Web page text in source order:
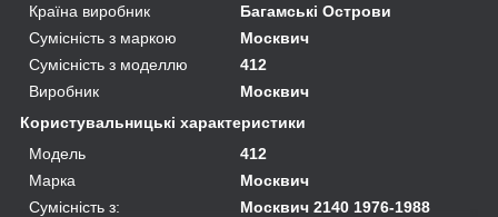
Країна виробник
Багамські Острови
Сумісність з маркою
Москвич
Сумісність з моделлю
412
Виробник
Москвич
Користувальницькі характеристики
Модель
412
Марка
Москвич
Сумісність з:
Москвич 2140 1976-1988